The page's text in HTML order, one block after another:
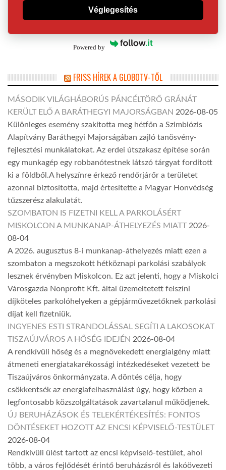
Véglegesítés
Powered by
FRISS HÍREK A GLOBOTV-TŐL
MÁSODIK VILÁGHÁBORÚS PÁNCÉLTÖRŐ GRÁNÁT
KERÜLT ELŐ A BARÁTHEGYI MAJORSÁGBAN 2026-08-05
Különleges esemény szakította meg hétfőn a Szimbiózis
Alapítvány Baráthegyi Majorságában zajló tanösvény-
fejlesztési munkálatokat. Az erdei útszakasz építése során
egy munkagép egy robbanótestnek látszó tárgyat fordított
ki a földből.A helyszínre érkező rendőrjárőr a területet
azonnal biztosította, majd értesítette a Magyar Honvédség
tűzszerész alakulatát.
SZOMBATON IS FIZETNI KELL A PARKOLÁSÉRT
MISKOLCON A MUNKANAP-ÁTHELYEZÉS MIATT 2026-
08-04
A 2026. augusztus 8-i munkanap-áthelyezés miatt ezen a
szombaton a megszokott hétköznapi parkolási szabályok
lesznek érvényben Miskolcon. Ez azt jelenti, hogy a Miskolci
Városgazda Nonprofit Kft. által üzemeltetett felszíni
díjköteles parkolóhelyeken a gépjárművezetőknek parkolási
díjat kell fizetniük.
INGYENES ESTI STRANDOLÁSSAL SEGÍTI A LAKOSOKAT
TISZAÚJVÁROS A HŐSÉG IDEJÉN 2026-08-04
A rendkívüli hőség és a megnövekedett energiaigény miatt
átmeneti energiatakarékossági intézkedéseket vezetett be
Tiszaújváros önkormányzata. A döntés célja, hogy
csökkentsék az energiafelhasználást úgy, hogy közben a
legfontosabb közszolgáltatások zavartalanul működjenek.
ÚJ BERUHÁZÁSOK ÉS TELEKÉRTÉKESÍTÉS: FONTOS
DÖNTÉSEKET HOZOTT AZ ENCSI KÉPVISELŐ-TESTÜLET
2026-08-04
Rendkívüli ülést tartott az encsi képviselő-testület, ahol
több, a város fejlődését érintő beruházásról és lakóövezeti